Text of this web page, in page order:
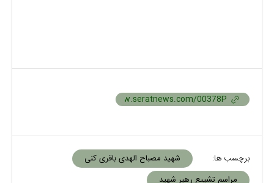
برچسب ها:
شهید مصباح الهدی باقری کنی
مراسم تشییع رهبر شهید